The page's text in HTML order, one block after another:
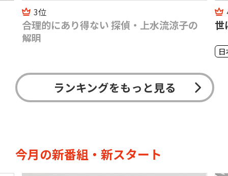
3位
合理的にあり得ない 探偵・上水流涼子の
解明
世
ランキングをもっと見る
今月の新番組・新スタート